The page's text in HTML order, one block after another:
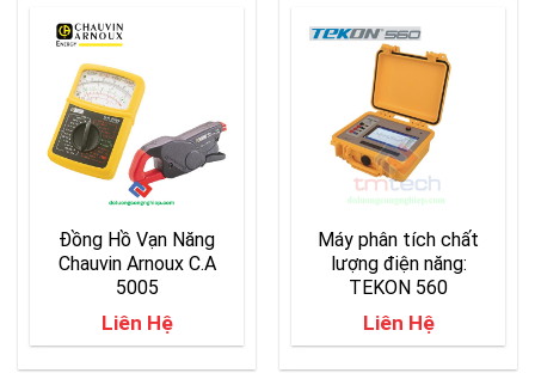
Đồng Hồ Vạn Năng
Chauvin Arnoux C.A
5005
Liên Hệ
Máy phân tích chất
lượng điện năng:
TEKON 560
Liên Hệ